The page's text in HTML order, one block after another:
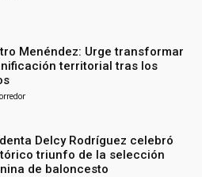
Menéndez: Urge transformar
territorial tras los
Delcy Rodríguez celebró
triunfo de la selección
de baloncesto